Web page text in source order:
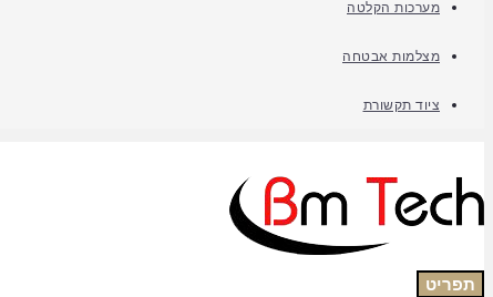
מערכות הקלטה
מצלמות אבטחה
ציוד תקשורת
תפריט